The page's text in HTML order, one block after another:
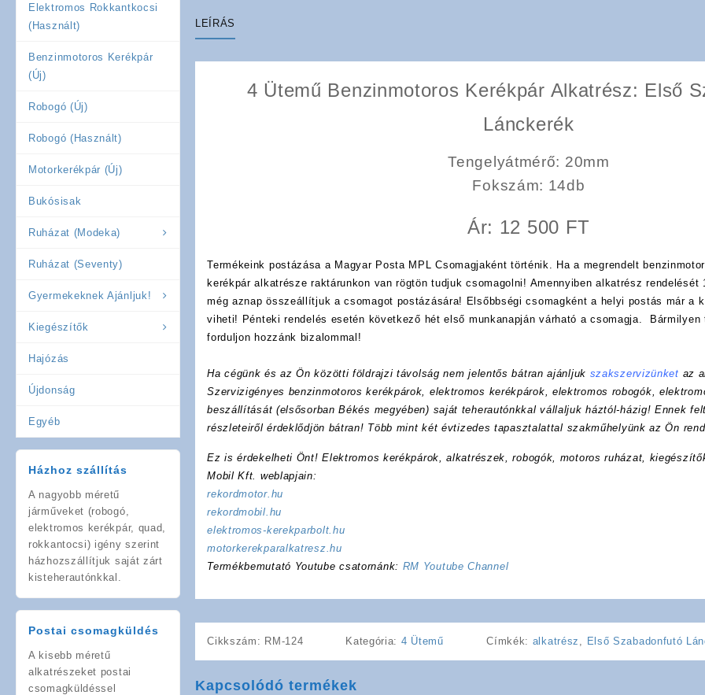
Elektromos Rokkantkocsi
(Használt)
Benzinmotoros Kerékpár
(Új)
Robogó (Új)
Robogó (Használt)
Motorkerékpár (Új)
Bukósisak
Ruházat (Modeka)
Ruházat (Seventy)
Gyermekeknek Ajánljuk!
Kiegészítők
Hajózás
Újdonság
Egyéb
Házhoz szállítás
A nagyobb méretű
járműveket (robogó,
elektromos kerékpár, quad,
rokkantocsi) igény szerint
házhozszállítjuk saját zárt
kisteherautónkkal.
Postai csomagküldés
A kisebb méretű
alkatrészeket postai
csomagküldéssel
LEÍRÁS
4 Ütemű Benzinmotoros Kerékpár Alkatrész: Első
Lánckerék
Tengelyátmérő: 20mm
Fokszám: 14db
Ár: 12 500 FT
Termékeink postázása a Magyar Posta MPL Csomagjaként történik. Ha a megrendelt
kerékpár alkatrésze raktárunkon van rögtön tudjuk csomagolni! Amennyiben alkatrész rendelését
még aznap összeállítjuk a csomagot postázására! Elsőbbségi csomagként a helyi postás már a
viheti! Pénteki rendelés esetén következő hét első munkanapján várható a csomagja. Bármilyen
forduljon hozzánk bizalommal!
Ha cégünk és az Ön közötti földrajzi távolság nem jelentős bátran ajánljuk szakszervizünket az
Szervizigényes benzinmotoros kerékpárok, elektromos kerékpárok, elektromos robogók,
beszállítását (elsősorban Békés megyében) saját teherautónkkal vállaljuk háztól-házig! Ennek
részleteiről érdeklődjön bátran! Több mint két évtizedes tapasztalattal szakműhelyünk az Ön
Ez is érdekelheti Önt! Elektromos kerékpárok, alkatrészek, robogók, motoros ruházat,
Mobil Kft. weblapjain:
rekordmotor.hu
rekordmobil.hu
elektromos-kerekparbolt.hu
motorkerekparalkatresz.hu
Termékbemutató Youtube csatornánk: RM Youtube Channel
Cikkszám: RM-124 Kategória: 4 Ütemű Címkék: alkatrész , Első Szabadonfutó
Kapcsolódó termékek